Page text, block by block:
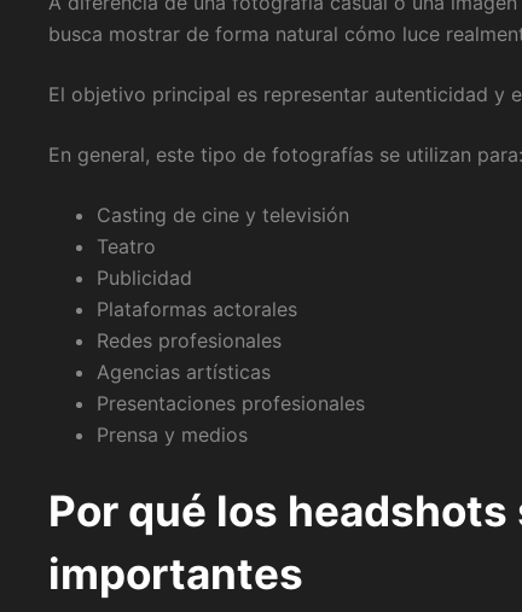
busca mostrar de forma natural cómo luce
El objetivo principal es representar autenticidad y
En general, este tipo de fotografías se utilizan para:
Casting de cine y televisión
Teatro
Publicidad
Plataformas actorales
Redes profesionales
Agencias artísticas
Presentaciones profesionales
Prensa y medios
Por qué los headshots
importantes